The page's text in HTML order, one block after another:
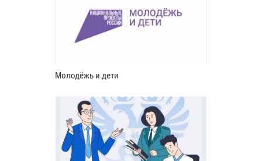
Молодёжь и дети